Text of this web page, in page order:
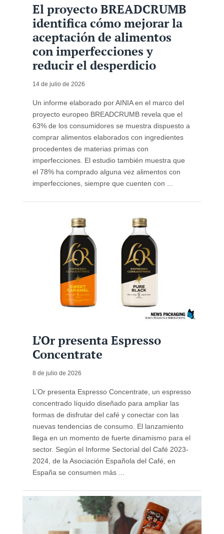
El proyecto BREADCRUMB
identifica cómo mejorar la
aceptación de alimentos
con imperfecciones y
reducir el desperdicio
14 de julio de 2026
Un informe elaborado por AINIA en el marco del
proyecto europeo BREADCRUMB revela que el
63% de los consumidores se muestra dispuesto a
comprar alimentos elaborados con ingredientes
procedentes de materias primas con
imperfecciones. El estudio también muestra que
el 78% ha comprado alguna vez alimentos con
imperfecciones, siempre que cuenten con ...
L’Or presenta Espresso
Concentrate
8 de julio de 2026
L’Or presenta Espresso Concentrate, un espresso
concentrado líquido diseñado para ampliar las
formas de disfrutar del café y conectar con las
nuevas tendencias de consumo. El lanzamiento
llega en un momento de fuerte dinamismo para el
sector. Según el Informe Sectorial del Café 2023-
2024, de la Asociación Española del Café, en
España se consumen más ...